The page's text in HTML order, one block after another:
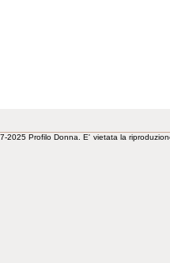
2025 Profilo Donna. E' vietata la